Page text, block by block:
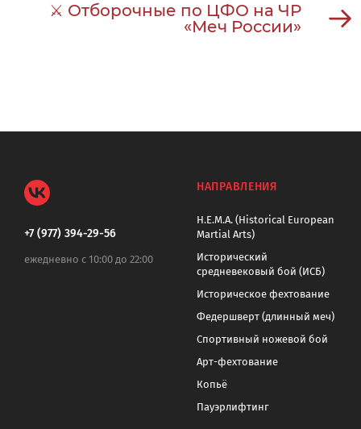
⚔ Отборочные по ЦФО на ЧР
«Меч России»
+7 (977) 394-29-56
ежедневно с 10:00 до 22:00
НАПРАВЛЕНИЯ
H.E.M.A. (Historical European
Martial Arts)
Исторический
средневековый бой (ИСБ)
Историческое фехтование
Федершверт (длинный меч)
Спортивный ножевой бой
Арт-фехтование
Копьё
Пауэрлифтинг